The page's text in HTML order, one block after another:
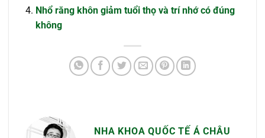
Nhổ răng khôn giảm tuổi thọ và trí nhớ có đúng
không
NHA KHOA QUỐC TẾ Á CHÂU